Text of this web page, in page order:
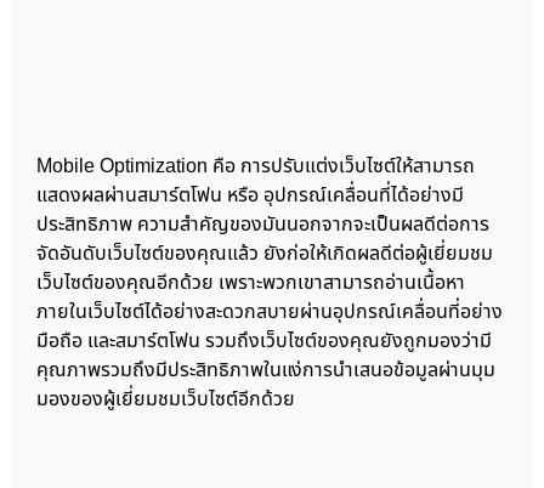
Mobile Optimization คือ การปรับแต่งเว็บไซต์ให้สามารถ
แสดงผลผ่านสมาร์ตโฟน หรือ อุปกรณ์เคลื่อนที่ได้อย่างมี
ประสิทธิภาพ ความสำคัญของมันนอกจากจะเป็นผลดีต่อการ
จัดอันดับเว็บไซต์ของคุณแล้ว ยังก่อให้เกิดผลดีต่อผู้เยี่ยมชม
เว็บไซต์ของคุณอีกด้วย เพราะพวกเขาสามารถอ่านเนื้อหา
ภายในเว็บไซต์ได้อย่างสะดวกสบายผ่านอุปกรณ์เคลื่อนที่อย่าง
มือถือ และสมาร์ตโฟน รวมถึงเว็บไซต์ของคุณยังถูกมองว่ามี
คุณภาพรวมถึงมีประสิทธิภาพในแง่การนำเสนอข้อมูลผ่านมุม
มองของผู้เยี่ยมชมเว็บไซต์อีกด้วย